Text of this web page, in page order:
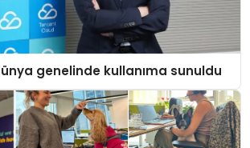
genelinde kullanıma sunuldu